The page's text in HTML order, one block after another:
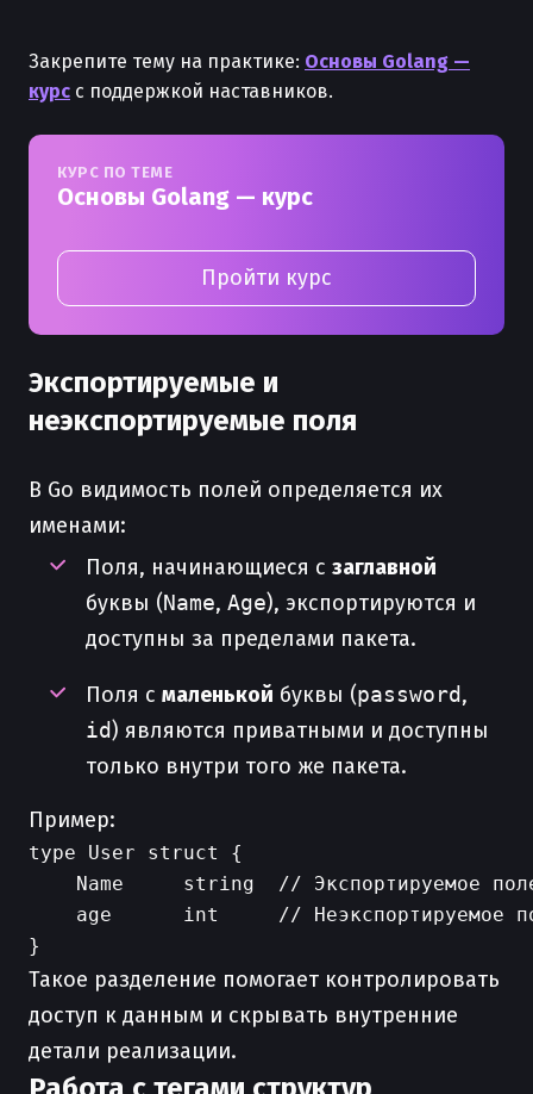
Закрепите тему на практике: Основы Golang —
курс с поддержкой наставников.
КУРС ПО ТЕМЕ
Основы Golang — курс
Пройти курс
Экспортируемые и
неэкспортируемые поля
В Go видимость полей определяется их
именами:
Поля, начинающиеся с заглавной
буквы (Name, Age), экспортируются и
доступны за пределами пакета.
Поля с маленькой буквы (password,
id) являются приватными и доступны
только внутри того же пакета.
Пример:
type User struct {
Name     string  // Экспортируемое
age      int     // Неэкспортируемое
Такое разделение помогает контролировать
доступ к данным и скрывать внутренние
детали реализации.